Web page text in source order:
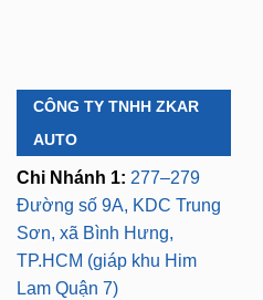
CÔNG TY TNHH ZKAR
AUTO
Chi Nhánh 1: 277–279
Đường số 9A, KDC Trung
Sơn, xã Bình Hưng,
TP.HCM (giáp khu Him
Lam Quận 7)